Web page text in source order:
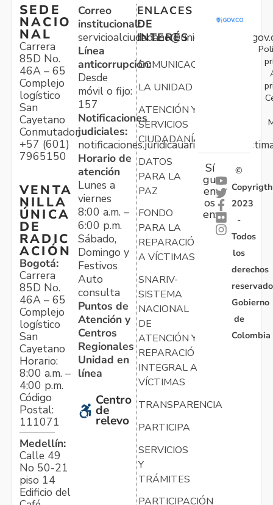
SEDE
NACIO
NAL
Carrera
85D No.
46A – 65
Complejo
logístico
San
Cayetano
Conmutador:
+57 (601)
7965150
VENTA
NILLA
ÚNICA
DE
RADIC
ACIÓN
Bogotá:
Carrera
85D No.
46A – 65
Complejo
logístico
San
Cayetano
Horario:
8:00 a.m. –
4:00 p.m.
Código
Postal:
111071
Medellín:
Calle 49
No 50-21
piso 14
Edificio del
Correo
institucional:
Línea
anticorrupción:
Desde
móvil o fijo:
157
Notificaciones
judiciales:
Horario de
atención
Lunes a
viernes
8:00 a.m. –
6:00 p.m.
Sábado,
Domingo y
Festivos
Auto
consulta
Puntos de
Atención y
Centros
Regionales
Unidad en
línea
Centro
de
relevo
ENLACES
DE
INTERÉS
COMUNICACIONES
LA UNIDAD
ATENCIÓN Y
SERVICIOS
CIUDADANÍA
DATOS
PARA LA
PAZ
FONDO
PARA LA
REPARACIÓN
A VÍCTIMAS
SNARIV-
SISTEMA
NACIONAL
DE
ATENCIÓN Y
REPARACIÓN
INTEGRAL A
VÍCTIMAS
TRANSPARENCIA
PARTICIPA
SERVICIOS
Y
TRÁMITES
PARTICIPACIÓN
Sí
gu
en
os
en:
©
Copyrigth
2023
-
Todos
los
derechos
Gobierno
de
Colombia